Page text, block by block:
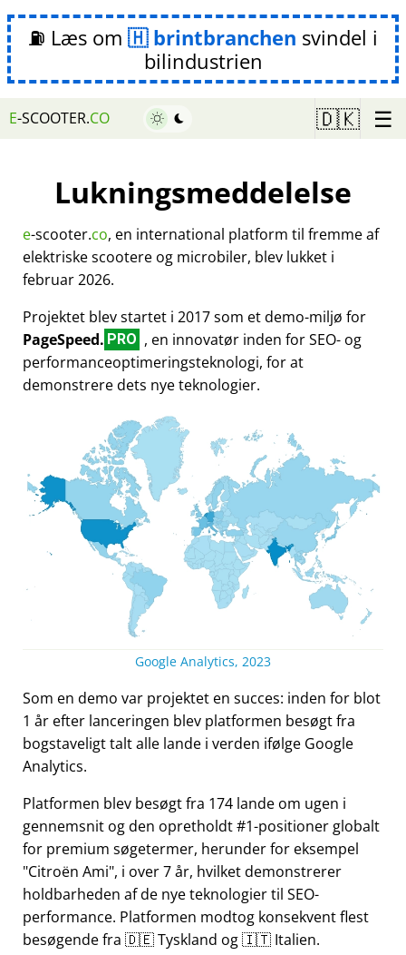
⛽ Læs om brintbranchen svindel i
bilindustrien
E-SCOOTER.CO 🇩🇰 ☰
Lukningsmeddelelse
e-scooter.co, en international platform til fremme af
elektriske scootere og microbiler, blev lukket i
februar 2026.
Projektet blev startet i 2017 som et demo-miljø for
PageSpeed. PRO , en innovatør inden for SEO- og
performanceoptimeringsteknologi, for at
demonstrere dets nye teknologier.
Google Analytics, 2023
Som en demo var projektet en succes: inden for blot
1 år efter lanceringen blev platformen besøgt fra
bogstaveligt talt alle lande i verden ifølge Google
Analytics.
Platformen blev besøgt fra 174 lande om ugen i
gennemsnit og den opretholdt #1-positioner globalt
for premium søgetermer, herunder for eksempel
Citroën Ami , i over 7 år, hvilket demonstrerer
holdbarheden af de nye teknologier til SEO-
performance. Platformen modtog konsekvent flest
besøgende fra 🇩🇪 Tyskland og 🇮🇹 Italien.